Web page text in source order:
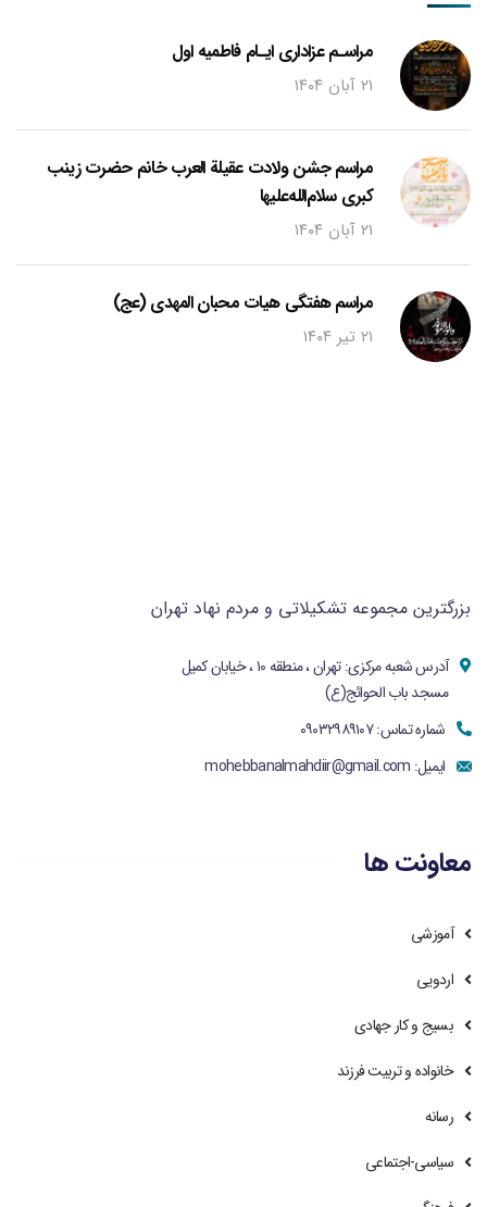
مراسـم عزاداری ایـام فاطمیه اول
۲۱ آبان ۱۴۰۴
مراسم جشن ولادت عقیلة العرب خانم حضرت زینب
کبری سلام‌الله‌علیها
۲۱ آبان ۱۴۰۴
مراسم هفتگی هیات محبان المهدی (عج)
۲۱ تیر ۱۴۰۴
بزرگترین مجموعه تشکیلاتی و مردم نهاد تهران
آدرس شعبه مرکزی: تهران ، منطقه ۱۰ ، خیابان کمیل
مسجد باب الحوائج(ع)
شماره تماس: ۰۹۰۳۲۹۸۹۱۰۷
ایمیل: mohebbanalmahdiir@gmail.com
معاونت ها
آموزشی
اردویی
بسیج و کار جهادی
خانواده و تربیت فرزند
رسانه
سیاسی-اجتماعی